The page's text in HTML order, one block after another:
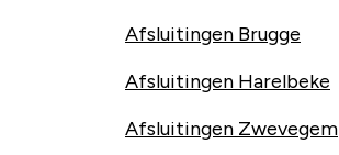
Afsluitingen Brugge
Afsluitingen Harelbeke
Afsluitingen Zwevegem